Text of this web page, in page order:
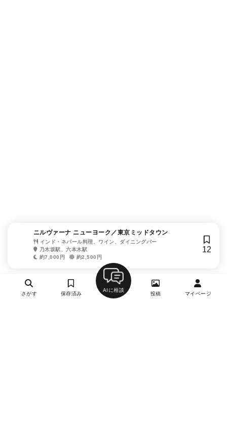
ニルヴァーナ ニューヨーク／東京ミッドタウン
インド・ネパール料理、ワイン、ダイニングバー
乃木坂駅、六本木駅
約7,000円
約2,500円
12
さがす 保存済み
AIに相談
投稿 マイページ